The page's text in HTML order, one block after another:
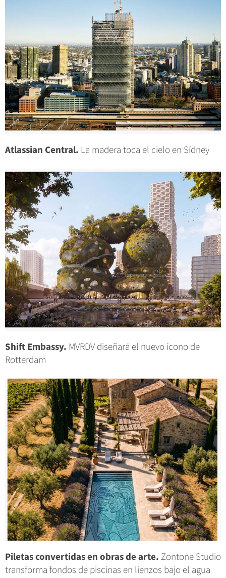
Atlassian Central. La madera toca el cielo en Sídney
Shift Embassy. MVRDV diseñará el nuevo ícono de
Rotterdam
Piletas convertidas en obras de arte. Zontone Studio
transforma fondos de piscinas en lienzos bajo el agua